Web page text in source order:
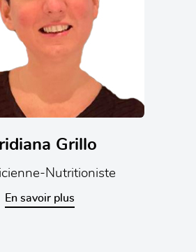
Grillo
Nutritioniste
En savoir plus